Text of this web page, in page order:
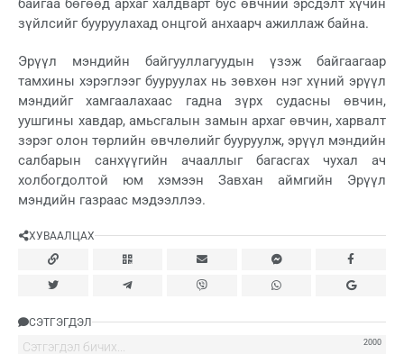
байгаа бөгөөд архаг халдварт бус өвчний эрсдэлт хүчин
зүйлсийг бууруулахад онцгой анхаарч ажиллаж байна.
Эрүүл мэндийн байгууллагуудын үзэж байгаагаар
тамхины хэрэглээг бууруулах нь зөвхөн нэг хүний эрүүл
мэндийг хамгаалахаас гадна зүрх судасны өвчин,
уушгины хавдар, амьсгалын замын архаг өвчин, харвалт
зэрэг олон төрлийн өвчлөлийг бууруулж, эрүүл мэндийн
салбарын санхүүгийн ачааллыг багасгах чухал ач
холбогдолтой юм хэмээн Завхан аймгийн Эрүүл
мэндийн газраас мэдээллээ.
ХУВААЛЦАХ
СЭТГЭГДЭЛ
2000